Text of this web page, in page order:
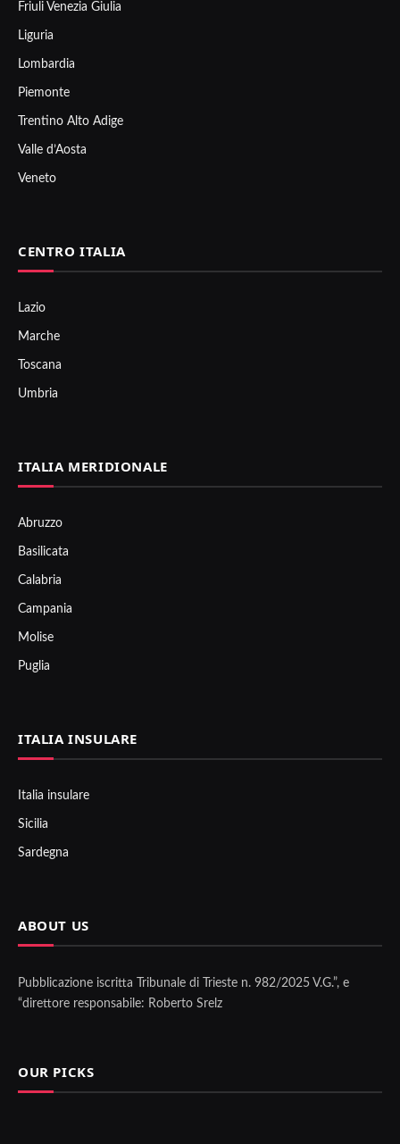
Friuli Venezia Giulia
Liguria
Lombardia
Piemonte
Trentino Alto Adige
Valle d’Aosta
Veneto
CENTRO ITALIA
Lazio
Marche
Toscana
Umbria
ITALIA MERIDIONALE
Abruzzo
Basilicata
Calabria
Campania
Molise
Puglia
ITALIA INSULARE
Italia insulare
Sicilia
Sardegna
ABOUT US
Pubblicazione iscritta Tribunale di Trieste n. 982/2025 V.G.”, e
“direttore responsabile: Roberto Srelz
OUR PICKS